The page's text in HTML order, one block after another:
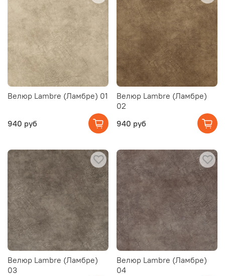
Велюр Lambre (Ламбре) 01
940 руб
Велюр Lambre (Ламбре)
02
940 руб
Велюр Lambre (Ламбре)
03
Велюр Lambre (Ламбре)
04